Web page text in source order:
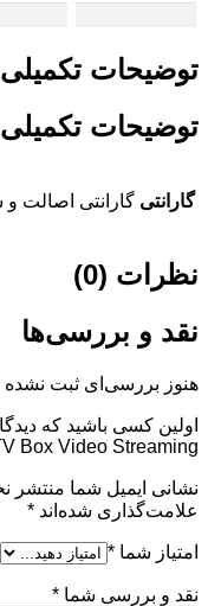
توضیحات تکمیلی
توضیحات تکمیلی
گارانتی گارانتی اصالت و
نظرات (0)
نقد و بررسی‌ها
هنوز بررسی‌ای ثبت
اولین کسی باشید که
Box Video Streaming”
نشانی ایمیل شما منتشر
علامت‌گذاری شده‌اند *
امتیاز شما *
نقد و بررسی شما *